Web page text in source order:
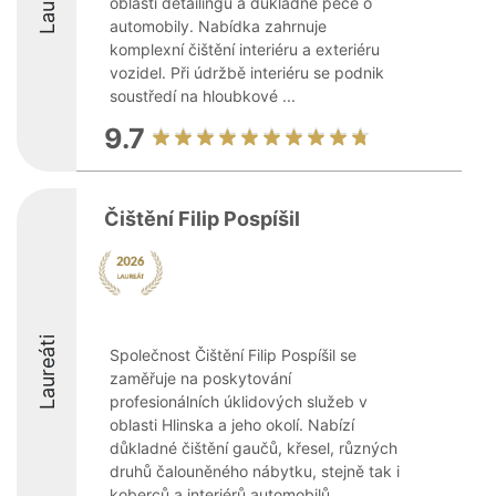
automobily. Nabídka zahrnuje
komplexní čištění interiéru a exteriéru
vozidel. Při údržbě interiéru se podnik
soustředí na hloubkové ...
9.7
Laureáti
Čištění Filip Pospíšil
Společnost Čištění Filip Pospíšil se
zaměřuje na poskytování
profesionálních úklidových služeb v
oblasti Hlinska a jeho okolí. Nabízí
důkladné čištění gaučů, křesel, různých
druhů čalouněného nábytku, stejně tak i